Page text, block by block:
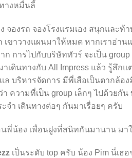
างหมื่นลี้
จองรถ จองโรงแรมเอง สนุกและ
ขาวางแผนมาให้หมด หากเราอ่าน
การไปกับบริษัททัวร์ จะเป็น
ดินทางกับ All Impress แล้ว รู้สึกแ
บริหารจัดการ มีพี่เสือเป็นตากล้อง
ความที่เป็น group เล็กๆ ไปด้วยกั
จำ เดินทางต่อๆ กันมาเรื่อยๆ ครับ
พี่น้อง เพื่อนฝูงที่สนิทกันมานาน มา
เป็นระดับ top ครับ น้อง Pim นี่เธ